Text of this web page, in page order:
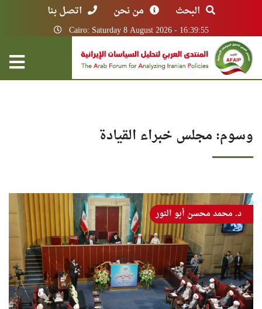
البحث من نحن اتصل بنا
Cairo: Saturday 8 August 2026 - 16:39:55
وسوم: مجلس خبراء القيادة
د. محمد محسن أبو النور